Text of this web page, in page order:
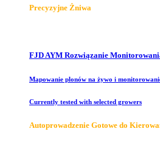
Precyzyjne Żniwa
FJD AYM Rozwiązanie
Mapowanie plonów na żywo i
Currently tested with selected growers
Autoprowadzenie Gotowe do